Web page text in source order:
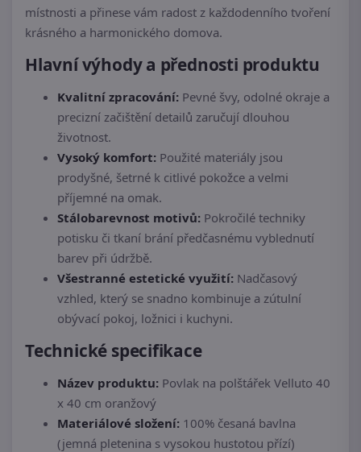
místnosti a přinese vám radost z každodenního tvoření
krásného a harmonického domova.
Hlavní výhody a přednosti produktu
Kvalitní zpracování: Pevné švy, odolné okraje a
precizní začištění detailů zaručují dlouhou
životnost.
Vysoký komfort: Použité materiály jsou
prodyšné, šetrné k citlivé pokožce a velmi
příjemné na omak.
Stálobarevnost motivů: Pokročilé techniky
potisku či tkaní brání předčasnému vyblednutí
barev při údržbě.
Všestranné estetické využití: Nadčasový
vzhled, který se snadno kombinuje a zútulní
obývací pokoj, ložnici i kuchyni.
Technické specifikace
Název produktu: Povlak na polštářek Velluto 40
x 40 cm oranžový
Materiálové složení: 100% česaná bavlna
(jemná pletenina s vysokou hustotou přízí)